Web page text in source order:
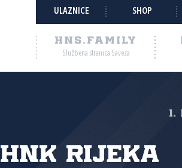
ULAZNICE SHOP
HNS.FAMILY
Službena stranica Saveza
HNK Rijeka